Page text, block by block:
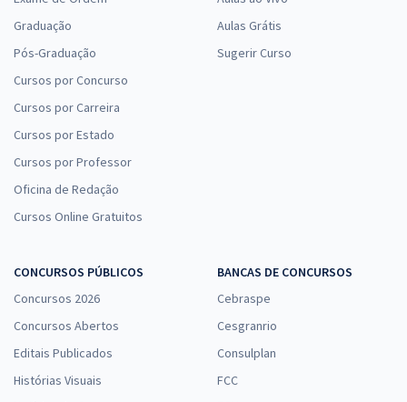
Graduação
Pós-Graduação
Cursos por Concurso
Cursos por Carreira
Cursos por Estado
Cursos por Professor
Oficina de Redação
Cursos Online Gratuitos
Aulas Grátis
Sugerir Curso
CONCURSOS PÚBLICOS
Concursos 2026
Concursos Abertos
Editais Publicados
Histórias Visuais
BANCAS DE CONCURSOS
Cebraspe
Cesgranrio
Consulplan
FCC